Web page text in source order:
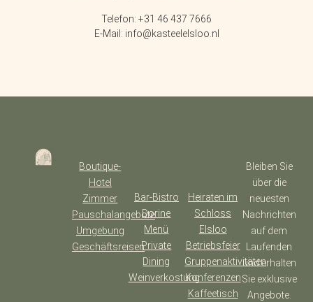
Telefon: +31 46 437 7666
E-Mail: info@kasteelelsloo.nl
Boutique-
Hotel
Zimmer
Pauschalangebote
Umgebung
Geschäftsreisen
Bar-Bistro
Dorine
Menü
Private
Dining
Weinverkostung
Heiraten im
Schloss
Elsloo
Betriebsfeier
Gruppenaktivitäten
Konferenzen
Kaffeetisch
Bleiben Sie
über die
neuesten
Nachrichten
auf dem
Laufenden
und erhalten
Sie exklusive
Angebote.